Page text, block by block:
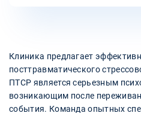
Клиника предлагает
посттравматического
ПТСР является серьезным
возникающим после
события. Команда опытных